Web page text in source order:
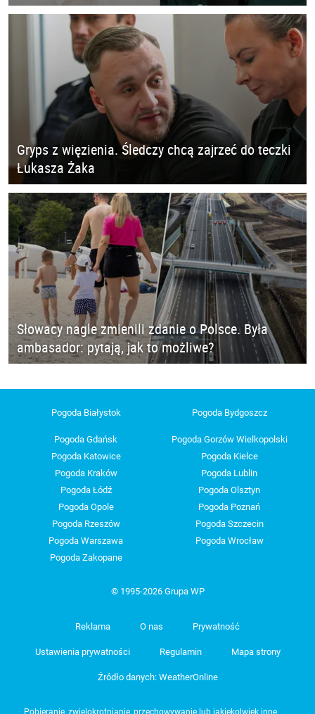
Gryps z więzienia. Śledczy chcą zajrzeć do teczki
Łukasza Żaka
Słowacy nagle zmienili zdanie o Polsce. Była
ambasador: pytają, jak to możliwe?
Pogoda Białystok Pogoda Bydgoszcz
Pogoda Gdańsk
Pogoda Gorzów Wielkopolski
Pogoda Katowice
Pogoda Kielce
Pogoda Kraków
Pogoda Lublin
Pogoda Łódź
Pogoda Olsztyn
Pogoda Opole
Pogoda Poznań
Pogoda Rzeszów
Pogoda Szczecin
Pogoda Warszawa
Pogoda Wrocław
Pogoda Zakopane
© 1995-2026 Grupa WP
Reklama O nas Prywatność
Ustawienia prywatności Regulamin Mapa strony
Źródło danych: WeatherOnline
Pobieranie, zwielokrotnianie, przechowywanie lub jakiekolwiek inne